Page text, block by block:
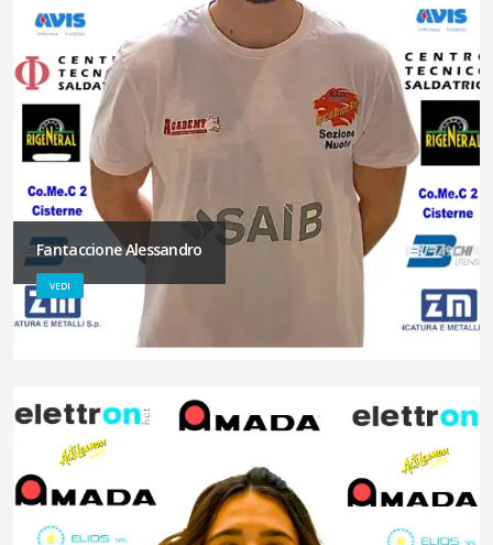
Fantaccione Alessandro
VEDI